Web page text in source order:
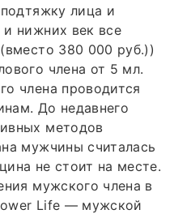
лица и
и нижних век все
380 000 руб.))
члена от 5 мл.
члена проводится
До недавнего
методов
мужчины считалась
не стоит на месте.
мужского члена в
Life — мужской